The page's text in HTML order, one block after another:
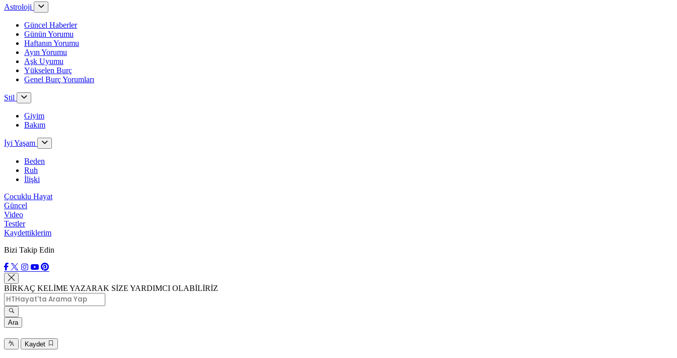
Astroloji
Güncel Haberler
Günün Yorumu
Haftanın Yorumu
Ayın Yorumu
Aşk Uyumu
Yükselen Burç
Genel Burç Yorumları
Stil
Giyim
Bakım
İyi Yaşam
Beden
Ruh
İlişki
Çocuklu Hayat
Güncel
Video
Testler
Kaydettiklerim
Bizi Takip Edin
BİRKAÇ KELİME YAZARAK SİZE YARDIMCI OLABİLİRİZ
Ara
Kaydet